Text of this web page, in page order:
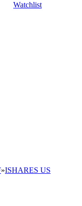
Watchlist
»ISHARES US